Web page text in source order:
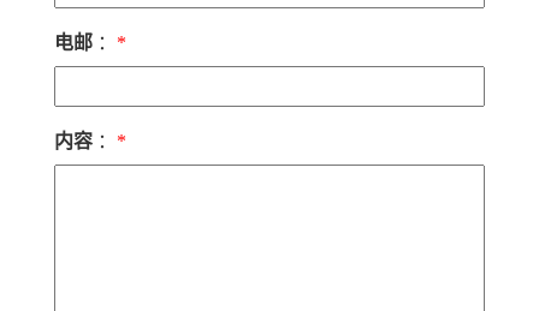
电邮 ： *
内容 ： *